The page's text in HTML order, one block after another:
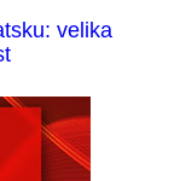
velika